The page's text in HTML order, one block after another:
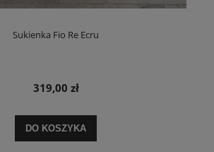
Sukienka Fio Re Ecru
319,00 zł
DO KOSZYKA